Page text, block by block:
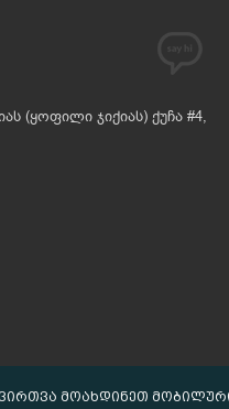
(ყოფილი ჯიქიას) ქუჩა #4,